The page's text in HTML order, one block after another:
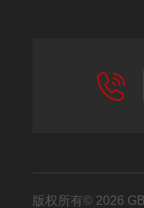
版权所有© 2026